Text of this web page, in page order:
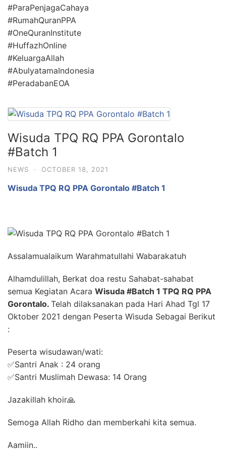
#ParaPenjagaCahaya
#RumahQuranPPA
#OneQuranInstitute
#HuffazhOnline
#KeluargaAllah
#AbulyatamaIndonesia
#PeradabanEOA
Wisuda TPQ RQ PPA Gorontalo
#Batch 1
NEWS · OCTOBER 18, 2021
Wisuda TPQ RQ PPA Gorontalo #Batch 1
Assalamualaikum Warahmatullahi Wabarakatuh
Alhamdulillah, Berkat doa restu Sahabat-sahabat
semua Kegiatan Acara Wisuda #Batch 1 TPQ RQ PPA
Gorontalo. Telah dilaksanakan pada Hari Ahad Tgl 17
Oktober 2021 dengan Peserta Wisuda Sebagai Berikut
:
Peserta wisudawan/wati:
✅Santri Anak : 24 orang
✅Santri Muslimah Dewasa: 14 Orang
Jazakillah khoir🙏
Semoga Allah Ridho dan memberkahi kita semua.
Aamiin..